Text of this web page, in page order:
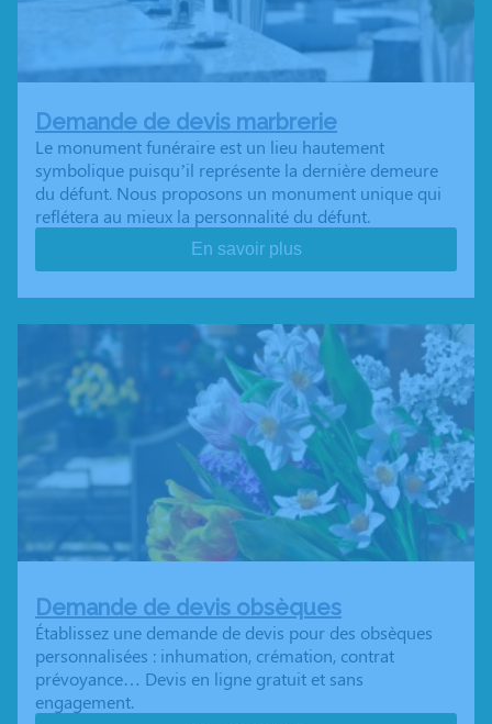
Demande de devis marbrerie
Le monument funéraire est un lieu hautement
symbolique puisqu’il représente la dernière demeure
du défunt. Nous proposons un monument unique qui
reflétera au mieux la personnalité du défunt.
En savoir plus
Demande de devis obsèques
Établissez une demande de devis pour des obsèques
personnalisées : inhumation, crémation, contrat
prévoyance… Devis en ligne gratuit et sans
engagement.